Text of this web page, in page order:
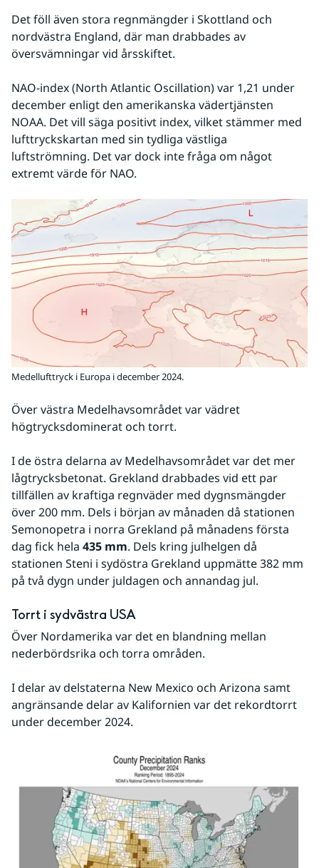
Det föll även stora regnmängder i Skottland och
nordvästra England, där man drabbades av
översvämningar vid årsskiftet.
NAO-index (North Atlantic Oscillation) var 1,21 under
december enligt den amerikanska vädertjänsten
NOAA. Det vill säga positivt index, vilket stämmer med
lufttryckskartan med sin tydliga västliga
luftströmning. Det var dock inte fråga om något
extremt värde för NAO.
Medellufttryck i Europa i december 2024.
Över västra Medelhavsområdet var vädret
högtrycksdominerat och torrt.
I de östra delarna av Medelhavsområdet var det mer
lågtrycksbetonat. Grekland drabbades vid ett par
tillfällen av kraftiga regnväder med dygnsmängder
över 200 mm. Dels i början av månaden då stationen
Semonopetra i norra Grekland på månadens första
dag fick hela 435 mm. Dels kring julhelgen då
stationen Steni i sydöstra Grekland uppmätte 382 mm
på två dygn under juldagen och annandag jul.
Torrt i sydvästra USA
Över Nordamerika var det en blandning mellan
nederbördsrika och torra områden.
I delar av delstaterna New Mexico och Arizona samt
angränsande delar av Kalifornien var det rekordtorrt
under december 2024.